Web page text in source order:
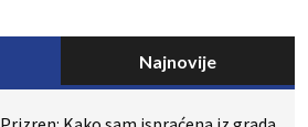
Najnovije